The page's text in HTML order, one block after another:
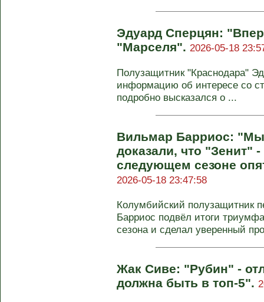
Эдуард Сперцян:
"Марселя". 2026-05-18
Полузащитник "Краснодара"
информацию об интересе со
подробно высказался о ...
Вильмар Барриос: "Мы
доказали, что "Зенит"
следующем сезоне
2026-05-18 23:47:58
Колумбийский полузащитник
Барриос подвёл итоги
сезона и сделал уверенный
Жак Сиве: "Рубин" -
должна быть в топ-5".